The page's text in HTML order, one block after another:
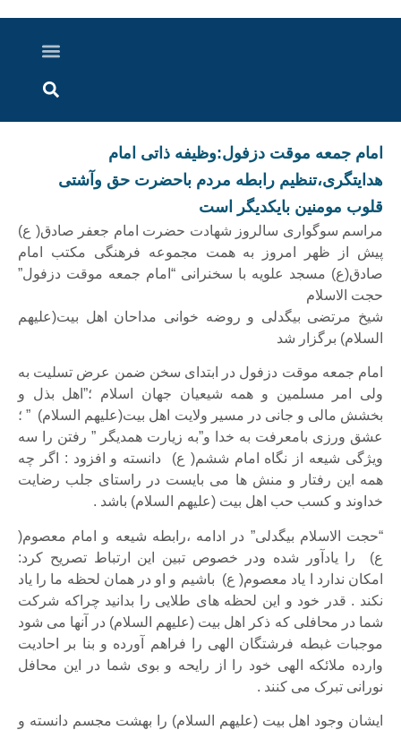
امام جمعه موقت دزفول:وظیفه ذاتی امام
هدایتگری،تنظیم رابطه مردم باحضرت حق وآشتی
قلوب مومنین بایکدیگر است
مراسم سوگواری سالروز شهادت حضرت امام جعفر صادق( ع)
پیش از ظهر امروز به همت مجموعه فرهنگی مکتب امام
صادق(ع) مسجد علویه با سخنرانی “امام جمعه موقت دزفول”
حجت الاسلام
شیخ مرتضی بیگدلی و روضه خوانی مداحان اهل بیت(علیهم
السلام) برگزار شد
امام جمعه موقت دزفول در ابتدای سخن ضمن عرض تسلیت به
ولی امر مسلمین و همه شیعیان جهان اسلام ؛”اهل بذل و
بخشش مالی و جانی در مسیر ولایت اهل بیت(علیهم السلام) ” ؛
عشق ورزی بامعرفت به خدا و”به زیارت همدیگر ” رفتن را سه
ویژگی شیعه از نگاه امام ششم( ع) دانسته و افزود : اگر چه
همه این رفتار و منش ها می بایست در راستای جلب رضایت
خداوند و کسب حب اهل بیت (علیهم السلام) باشد .
“حجت الاسلام بیگدلی” در ادامه ،رابطه شیعه و امام معصوم(
ع) را یادآور شده ودر خصوص تبین این ارتباط تصریح کرد:
امکان ندارد ا یاد معصوم( ع) باشیم و او در همان لحظه ما را یاد
نکند . قدر خود و این لحظه های طلایی را بدانید چراکه شرکت
شما در محافلی که ذکر اهل بیت (علیهم السلام) در آنها می شود
موجبات غبطه فرشتگان الهی را فراهم آورده و بنا بر احادیت
وارده ملائکه الهی خود را از رایحه و بوی شما در این محافل
نورانی تبرک می کنند .
ایشان وجود اهل بیت (علیهم السلام) را بهشت مجسم دانسته و